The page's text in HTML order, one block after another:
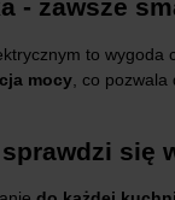
- zawsze
to wygoda
mocy , co
się